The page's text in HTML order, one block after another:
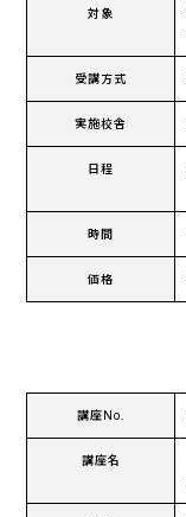
対象
受講方式
実施校舎
日程
時間
価格
講座No.
講座名